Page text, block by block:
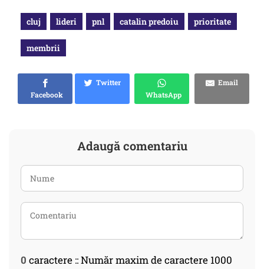
cluj lideri pnl catalin predoiu prioritate
membrii
Facebook
Twitter
WhatsApp
Email
Adaugă comentariu
0 caractere :: Număr maxim de caractere 1000